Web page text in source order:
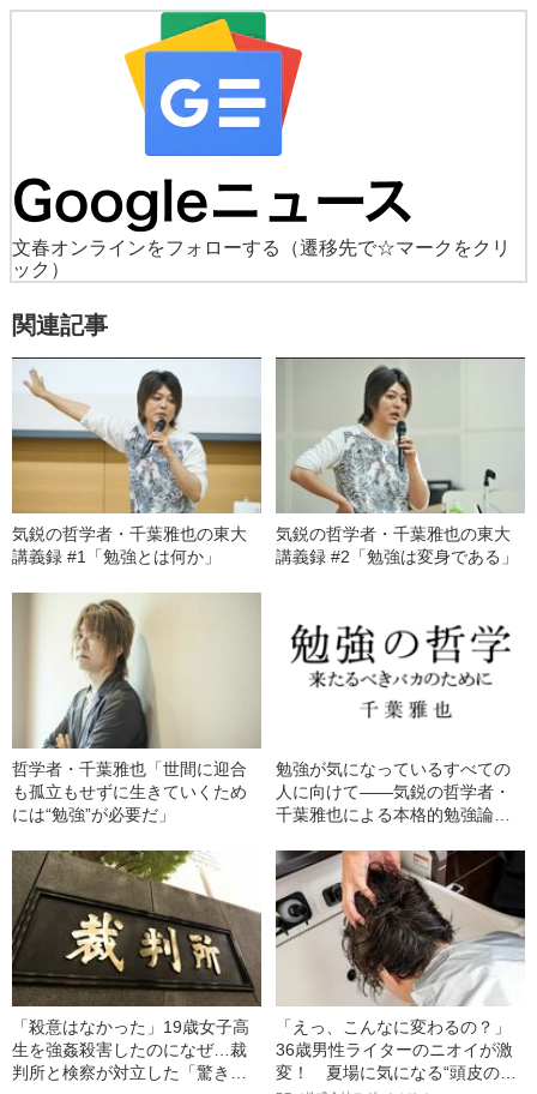
文春オンラインをフォローする
（遷移先で☆マークをクリ
ック）
関連記事
気鋭の哲学者・千葉雅也の東大
講義録 #1「勉強とは何か」
気鋭の哲学者・千葉雅也の東大
講義録 #2「勉強は変身である」
哲学者・千葉雅也「世間に迎合
も孤立もせずに生きていくため
には“勉強”が必要だ」
勉強が気になっているすべての
人に向けて――気鋭の哲学者・
千葉雅也による本格的勉強論・
「殺意はなかった」19歳女子高
生を強姦殺害したのになぜ…裁
判所と検察が対立した「驚きの
「えっ、こんなに変わるの？」
36歳男性ライターのニオイが激
変！ 夏場に気になる“頭皮のニ